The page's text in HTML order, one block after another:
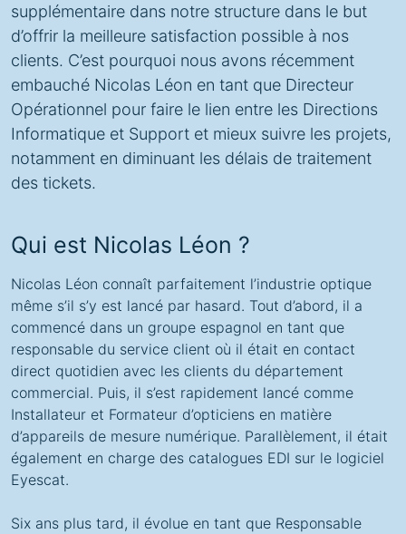
supplémentaire dans notre structure dans le but
d’offrir la meilleure satisfaction possible à nos
clients. C’est pourquoi nous avons récemment
embauché Nicolas Léon en tant que Directeur
Opérationnel pour faire le lien entre les Directions
Informatique et Support et mieux suivre les projets,
notamment en diminuant les délais de traitement
des tickets.
Qui est Nicolas Léon ?
Nicolas Léon connaît parfaitement l’industrie optique
même s’il s’y est lancé par hasard. Tout d’abord, il a
commencé dans un groupe espagnol en tant que
responsable du service client où il était en contact
direct quotidien avec les clients du département
commercial. Puis, il s’est rapidement lancé comme
Installateur et Formateur d’opticiens en matière
d’appareils de mesure numérique. Parallèlement, il était
également en charge des catalogues EDI sur le logiciel
Eyescat.
Six ans plus tard, il évolue en tant que Responsable